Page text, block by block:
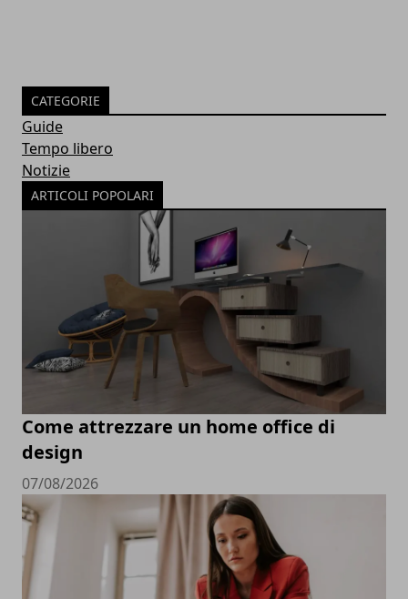
CATEGORIE
Guide
Tempo libero
Notizie
ARTICOLI POPOLARI
Come attrezzare un home office di
design
07/08/2026